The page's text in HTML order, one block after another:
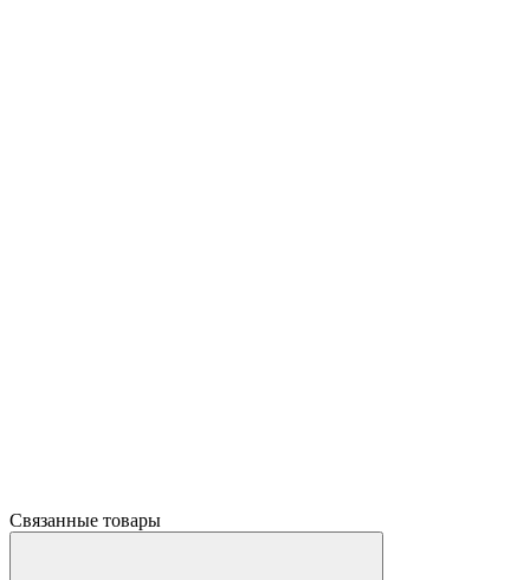
Связанные товары